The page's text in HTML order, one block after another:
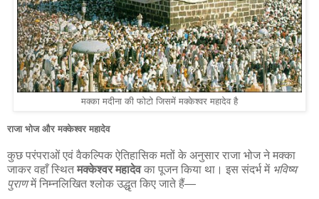
मक्का मदीना की फोटो जिसमें मक्केश्वर महादेव है
राजा भोज और मक्केश्वर महादेव
कुछ परंपराओं एवं वैकल्पिक ऐतिहासिक मतों के अनुसार राजा भोज ने मक्का
जाकर वहाँ स्थितमक्केश्वर महादेवका पूजन किया था। इस संदर्भ में भविष्य
पुराणमें निम्नलिखित श्लोक उद्धृत किए जाते हैं—